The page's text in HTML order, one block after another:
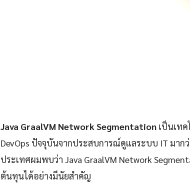
Java GraalVM Network Segmentation เป็นเท
DevOps ปัจจุบันจากประสบการณ์ดูแลระบบ IT มาก
ประเทศผมพบว่า Java GraalVM Network
ต้นทุนได้อย่างมีนัยสำคัญ